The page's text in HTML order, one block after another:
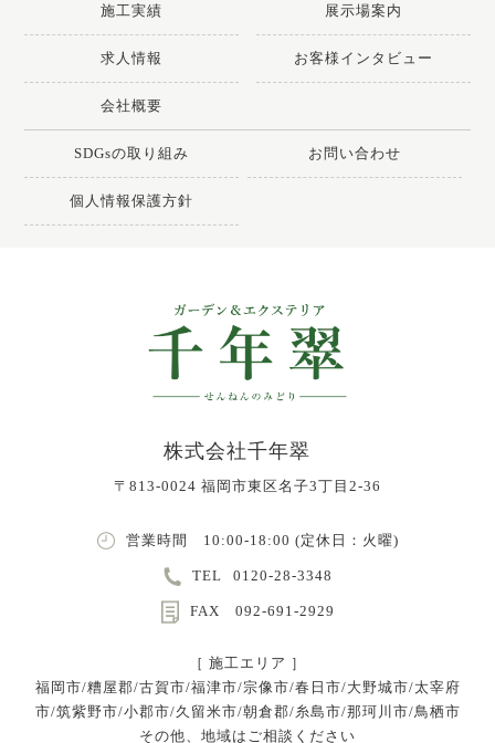
施工実績 展示場案内
求人情報 お客様インタビュー
会社概要
SDGsの取り組み お問い合わせ
個人情報保護方針
株式会社千年翠
〒813-0024 福岡市東区名子3丁目2-36
営業時間 10:00-18:00 (定休日：火曜)
TEL 0120-28-3348
FAX 092-691-2929
［ 施工エリア ］
福岡市/糟屋郡/古賀市/福津市/宗像市/春日市/大野城市/太宰府
市/筑紫野市/小郡市/久留米市/朝倉郡/糸島市/那珂川市/鳥栖市
その他、地域はご相談ください